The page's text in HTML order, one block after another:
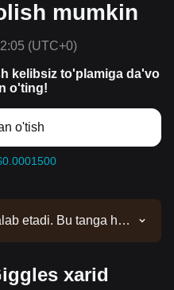
mumkin
(UTC+0)
kelibsiz to'plamiga da'vo
o'ting!
o'tish
etadi. Bu tanga hali
bizning xarid